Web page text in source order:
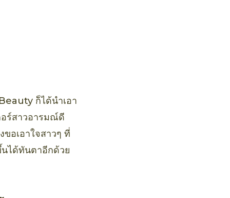
ก็ได้นำเอา
ร์สาวอารมณ์ดี
อเอาใจสาวๆ ที่
ได้ทันตาอีกด้วย